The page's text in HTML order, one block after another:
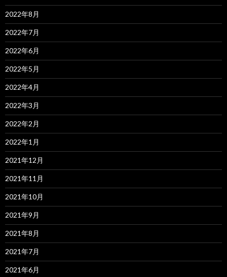
2022年8月
2022年7月
2022年6月
2022年5月
2022年4月
2022年3月
2022年2月
2022年1月
2021年12月
2021年11月
2021年10月
2021年9月
2021年8月
2021年7月
2021年6月